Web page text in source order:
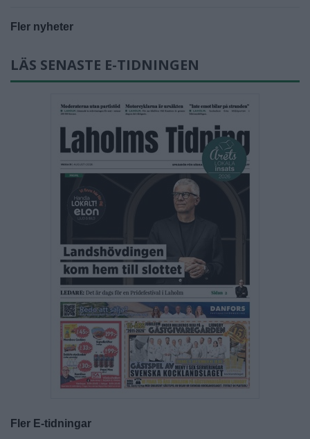
Fler nyheter
LÄS SENASTE E-TIDNINGEN
Fler E-tidningar